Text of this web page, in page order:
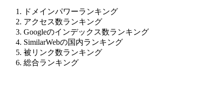
ドメインパワーランキング
アクセス数ランキング
Googleのインデックス数ランキング
SimilarWebの国内ランキング
被リンク数ランキング
総合ランキング